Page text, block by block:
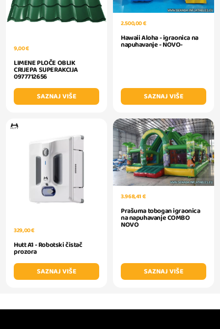
9,00 €
LIMENE PLOČE OBLIK
CRIJEPA SUPERAKCIJA
0977712656
SAZNAJ VIŠE
2.500,00 €
Hawaii Aloha - igraonica na
napuhavanje - NOVO-
SAZNAJ VIŠE
329,00 €
Hutt A1 - Robotski čistač
prozora
SAZNAJ VIŠE
3.968,41 €
Prašuma tobogan igraonica
na napuhavanje COMBO
NOVO
SAZNAJ VIŠE